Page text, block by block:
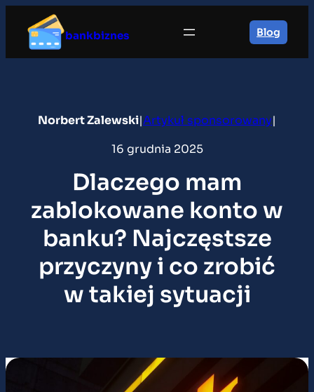
treści
bankbiznes Blog
Norbert Zalewski|Artykuł sponsorowany|
16 grudnia 2025
Dlaczego mam
zablokowane konto w
banku? Najczęstsze
przyczyny i co zrobić
w takiej sytuacji